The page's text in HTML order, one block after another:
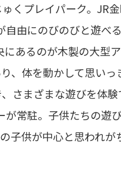
くプレイパーク。JR
由にのびのびと遊べ
あるのが木製の大型
、体を動かして思い
さまざまな遊びを体
常駐。子供たちの遊
子供が中心と思われ